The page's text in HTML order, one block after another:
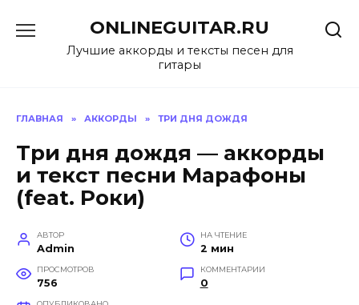
содержанию
ONLINEGUITAR.RU
Лучшие аккорды и тексты песен для
гитары
ГЛАВНАЯ » АККОРДЫ » ТРИ ДНЯ ДОЖДЯ
Три дня дождя — аккорды
и текст песни Марафоны
(feat. Роки)
АВТОР
Admin
НА ЧТЕНИЕ
2 мин
ПРОСМОТРОВ
756
КОММЕНТАРИИ
0